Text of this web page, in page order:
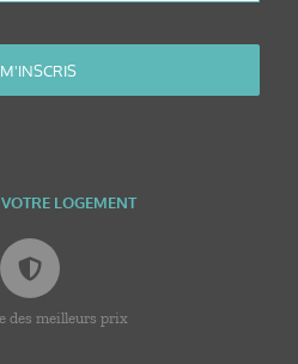
LOGEMENT
des meilleurs prix